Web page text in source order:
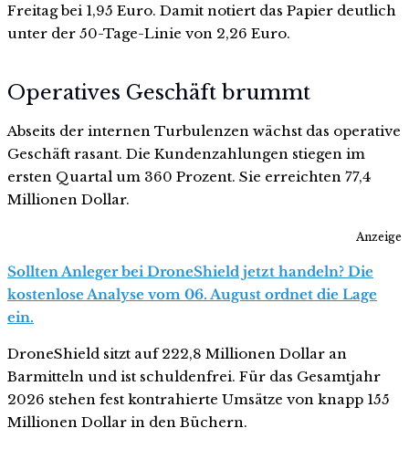
Freitag bei 1,95 Euro. Damit notiert das Papier deutlich
unter der 50-Tage-Linie von 2,26 Euro.
Operatives Geschäft brummt
Abseits der internen Turbulenzen wächst das operative
Geschäft rasant. Die Kundenzahlungen stiegen im
ersten Quartal um 360 Prozent. Sie erreichten 77,4
Millionen Dollar.
Anzeige
Sollten Anleger bei DroneShield jetzt handeln? Die
kostenlose Analyse vom 06. August ordnet die Lage
ein.
DroneShield sitzt auf 222,8 Millionen Dollar an
Barmitteln und ist schuldenfrei. Für das Gesamtjahr
2026 stehen fest kontrahierte Umsätze von knapp 155
Millionen Dollar in den Büchern.